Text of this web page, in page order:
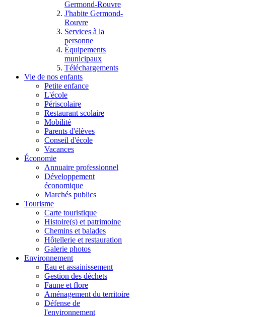
Germond-Rouvre
J'habite Germond-
Rouvre
Services à la
personne
Équipements
municipaux
Téléchargements
Vie de nos enfants
Petite enfance
L'école
Périscolaire
Restaurant scolaire
Mobilité
Parents d'élèves
Conseil d'école
Vacances
Économie
Annuaire professionnel
Développement
économique
Marchés publics
Tourisme
Carte touristique
Histoire(s) et patrimoine
Chemins et balades
Hôtellerie et restauration
Galerie photos
Environnement
Eau et assainissement
Gestion des déchets
Faune et flore
Aménagement du territoire
Défense de
l'environnement